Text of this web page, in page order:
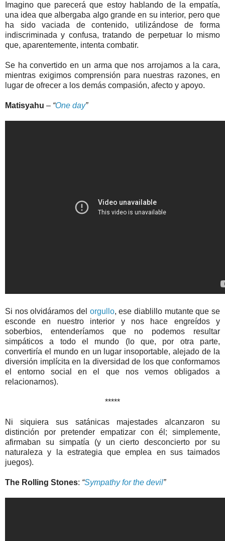
Imagino que parecerá que estoy hablando de la empatía,
una idea que albergaba algo grande en su interior, pero que
ha sido vaciada de contenido, utilizándose de forma
indiscriminada y confusa, tratando de perpetuar lo mismo
que, aparentemente, intenta combatir.
Se ha convertido en un arma que nos arrojamos a la cara,
mientras exigimos comprensión para nuestras razones, en
lugar de ofrecer a los demás compasión, afecto y apoyo.
Matisyahu – “One day”
Si nos olvidáramos del orgullo, ese diablillo mutante que se
esconde en nuestro interior y nos hace engreídos y
soberbios, entenderíamos que no podemos resultar
simpáticos a todo el mundo (lo que, por otra parte,
convertiría el mundo en un lugar insoportable, alejado de la
diversión implícita en la diversidad de los que conformamos
el entorno social en el que nos vemos obligados a
relacionarnos).
*****
Ni siquiera sus satánicas majestades alcanzaron su
distinción por pretender empatizar con él; simplemente,
afirmaban su simpatía (y un cierto desconcierto por su
naturaleza y la estrategia que emplea en sus taimados
juegos).
The Rolling Stones: “Sympathy for the devil”